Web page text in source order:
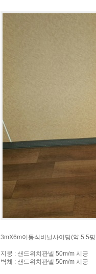
3mX6m이동식비닐사이딩(약 5.5
지붕 : 샌드위치판넬 50m/m 시공
벽체 : 샌드위치판넬 50m/m 시공